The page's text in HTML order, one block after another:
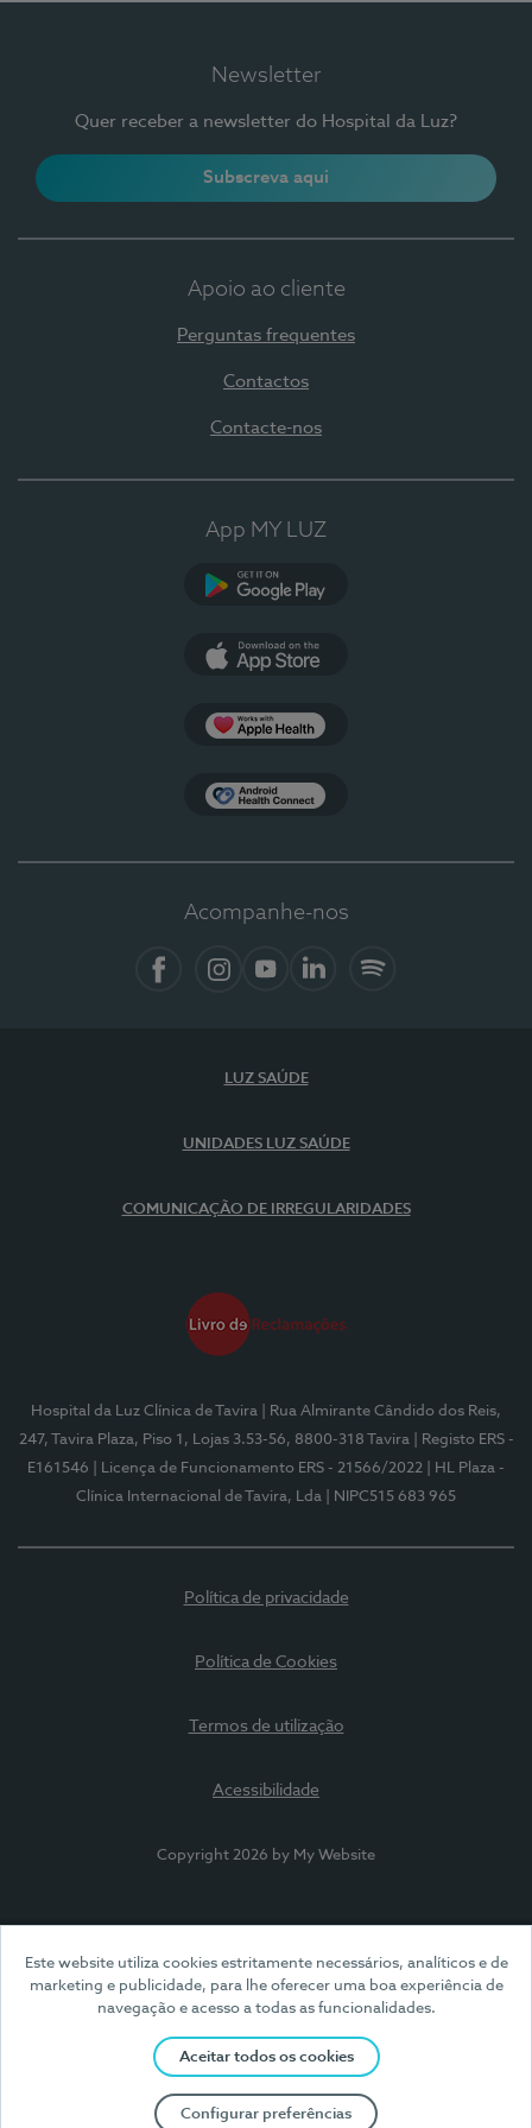
Este website utiliza cookies estritamente necessários, analíticos e de
marketing e publicidade, para lhe oferecer uma boa experiência de
navegação e acesso a todas as funcionalidades.
Aceitar todos os cookies
Configurar preferências
Newsletter
Quer receber a newsletter do Hospital da Luz?
Subscreva aqui
Apoio ao cliente
Perguntas frequentes
Contactos
Contacte-nos
App MY LUZ
Acompanhe-nos
LUZ SAÚDE
UNIDADES LUZ SAÚDE
COMUNICAÇÃO DE IRREGULARIDADES
Hospital da Luz Clínica de Tavira
| Rua Almirante Cândido dos Reis,
247, Tavira Plaza, Piso 1, Lojas 3.53-56, 8800-318 Tavira
| Registo ERS -
E161546
| Licença de Funcionamento ERS - 21566/2022
| HL Plaza -
Clínica Internacional de Tavira, Lda
| NIPC515 683 965
Política de privacidade
Política de Cookies
Termos de utilização
Acessibilidade
Copyright 2026 by My Website